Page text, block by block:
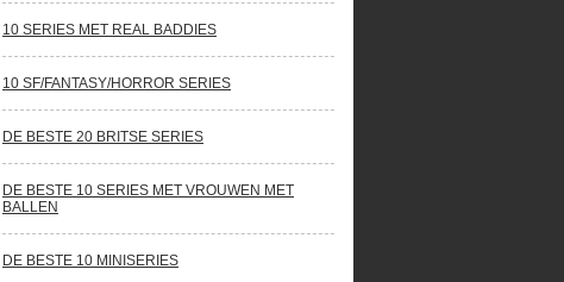
10 SERIES MET REAL BADDIES
10 SF/FANTASY/HORROR SERIES
DE BESTE 20 BRITSE SERIES
DE BESTE 10 SERIES MET VROUWEN MET
BALLEN
DE BESTE 10 MINISERIES